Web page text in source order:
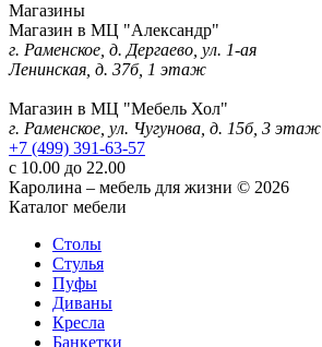
Магазины
Магазин в МЦ "Александр"
г. Раменское, д. Дергаево, ул. 1-ая
Ленинская, д. 37б, 1 этаж
Магазин в МЦ "Мебель Хол"
г. Раменское, ул. Чугунова, д. 15б, 3 этаж
+7 (499) 391-63-57
с 10.00 до 22.00
Каролина – мебель для жизни © 2026
Каталог мебели
Столы
Стулья
Пуфы
Диваны
Кресла
Банкетки